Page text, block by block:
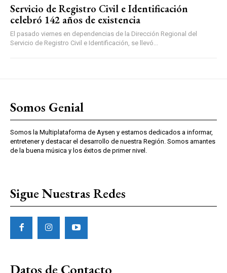
Servicio de Registro Civil e Identificación
celebró 142 años de existencia
El pasado viernes en dependencias de la Dirección Regional del
Servicio de Registro Civil e Identificación, se llevó...
Somos Genial
Somos la Multiplataforma de Aysen y estamos dedicados a informar,
entretener y destacar el desarrollo de nuestra Región. Somos amantes
de la buena música y los éxitos de primer nivel.
Sigue Nuestras Redes
Datos de Contacto